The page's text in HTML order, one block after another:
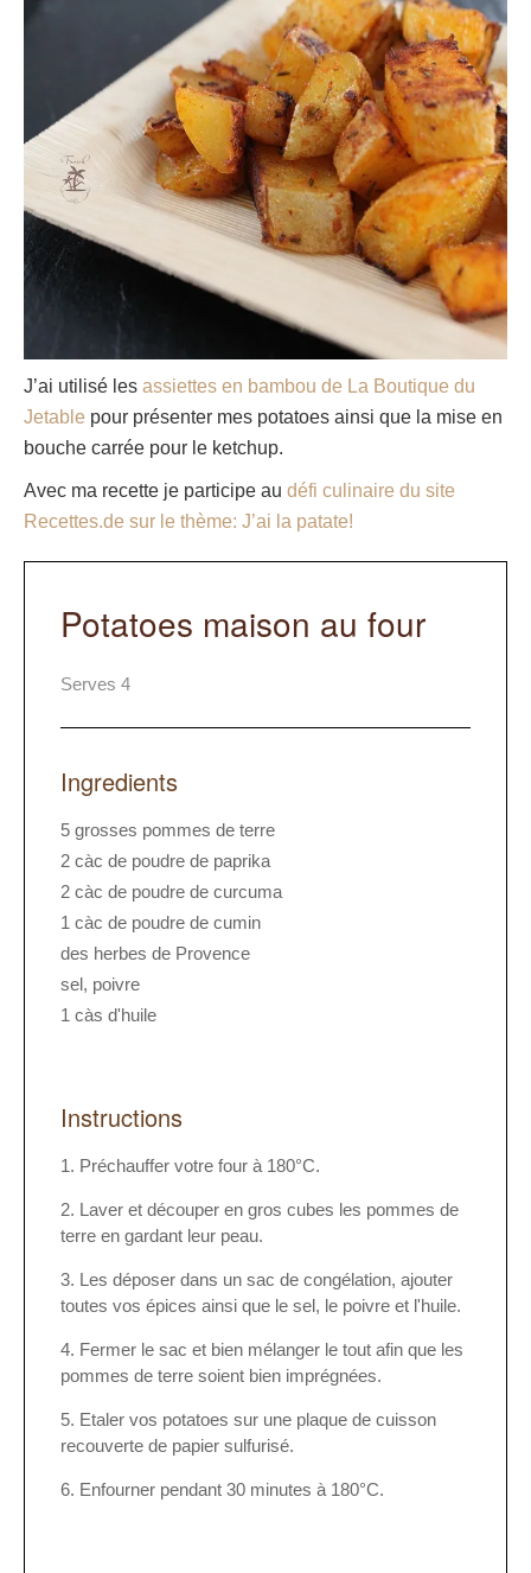
J’ai utilisé les assiettes en bambou de La Boutique du
Jetable pour présenter mes potatoes ainsi que la mise en
bouche carrée pour le ketchup.
Avec ma recette je participe au défi culinaire du site
Recettes.de sur le thème: J’ai la patate!
Potatoes maison au four
Serves 4
Ingredients
5 grosses pommes de terre
2 càc de poudre de paprika
2 càc de poudre de curcuma
1 càc de poudre de cumin
des herbes de Provence
sel, poivre
1 càs d'huile
Instructions
Préchauffer votre four à 180°C.
Laver et découper en gros cubes les pommes de
terre en gardant leur peau.
Les déposer dans un sac de congélation, ajouter
toutes vos épices ainsi que le sel, le poivre et l'huile.
Fermer le sac et bien mélanger le tout afin que les
pommes de terre soient bien imprégnées.
Etaler vos potatoes sur une plaque de cuisson
recouverte de papier sulfurisé.
Enfourner pendant 30 minutes à 180°C.